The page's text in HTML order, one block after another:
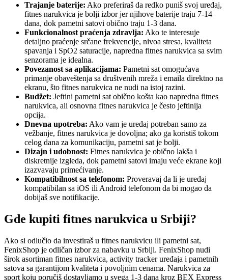
Trajanje baterije: Ako preferiraš da redko puniš svoj uređaj,
fitnes narukvica je bolji izbor jer njihove baterije traju 7-14
dana, dok pametni satovi obično traju 1-3 dana.
Funkcionalnost praćenja zdravlja: Ako te interesuje
detaljno praćenje srčane frekvencije, nivoa stresa, kvaliteta
spavanja i SpO2 saturacije, napredna fitnes narukvica sa svim
senzorama je idealna.
Povezanost sa aplikacijama: Pametni sat omogućava
primanje obaveštenja sa društvenih mreža i emaila direktno na
ekranu, što fitnes narukvica ne nudi na istoj razini.
Budžet: Jeftini pametni sat obično košta kao napredna fitnes
narukvica, ali osnovna fitnes narukvica je često jeftinija
opcija.
Dnevna upotreba: Ako vam je uređaj potreban samo za
vežbanje, fitnes narukvica je dovoljna; ako ga koristiš tokom
celog dana za komunikaciju, pametni sat je bolji.
Dizajn i udobnost: Fitnes narukvica je obično lakša i
diskretnije izgleda, dok pametni satovi imaju veće ekrane koji
izazvavaju primećivanje.
Kompatibilnost sa telefonom: Proveravaj da li je uređaj
kompatibilan sa iOS ili Android telefonom da bi mogao da
dobijaš sve notifikacije.
Gde kupiti fitnes narukvica u Srbiji?
Ako si odlučio da investiraš u fitnes narukvicu ili pametni sat,
FenixShop je odličan izbor za nabavku u Srbiji. FenixShop nudi
širok asortiman fitnes narukvica, activity tracker uređaja i pametnih
satova sa garantijom kvaliteta i povoljnim cenama. Narukvica za
sport koju poručiš dostavljamo u svega 1-3 dana kroz BEX Express